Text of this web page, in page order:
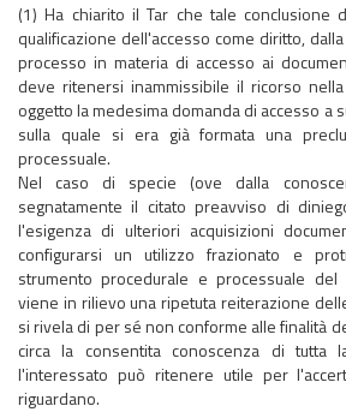
(1) Ha chiarito il Tar che tale conclusione
qualificazione dell'accesso come diritto,
processo in materia di accesso ai
deve ritenersi inammissibile il ricorso
oggetto la medesima domanda di accesso a
sulla quale si era già formata una
processuale.
Nel caso di specie (ove dalla
segnatamente il citato preavviso di
l'esigenza di ulteriori acquisizioni
configurarsi un utilizzo frazionato e
strumento procedurale e processuale
viene in rilievo una ripetuta reiterazione
si rivela di per sé non conforme alle finalità
circa la consentita conoscenza di tutta
l'interessato può ritenere utile per
riguardano.